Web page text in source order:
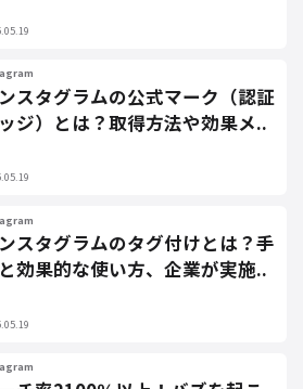
スタグラムの公式マーク（認証
ジ）とは？取得方法や効果メ..
スタグラムのタグ付けとは？手
効果的な使い方、企業が実施..